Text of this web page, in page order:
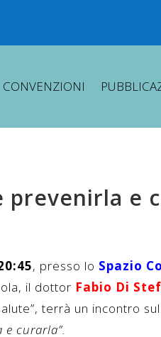
CONVENZIONI
prevenirla e
, presso lo Spazio
il dottor Fabio Di
terrà un incontro
curarla”.